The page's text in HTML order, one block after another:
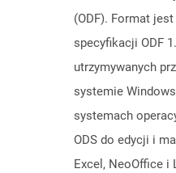
(ODF). Format
specyfikacji ODF
utrzymywanych
systemie
systemach
ODS do edycji i
Excel, NeoOffice i